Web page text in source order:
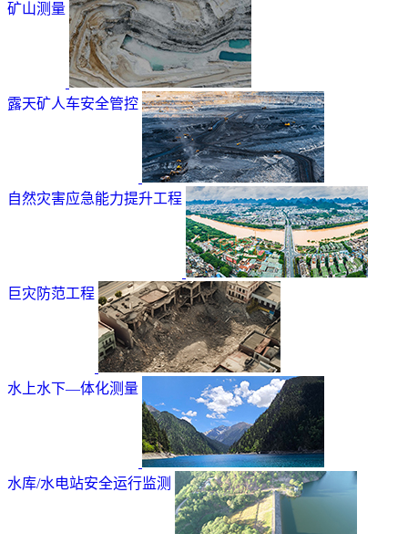
矿山测量
露天矿人车安全管控
自然灾害应急能力提升工程
巨灾防范工程
水上水下—体化测量
水库/水电站安全运行监测